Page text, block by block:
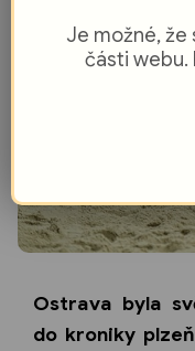
Ostrava byla
do kroniky
Je možné, že
části webu.